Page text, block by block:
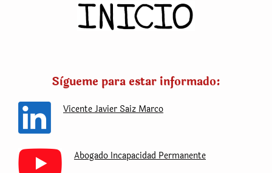
Sìgueme para estar informado:
Vicente Javier Saiz Marco
Abogado Incapacidad Permanente